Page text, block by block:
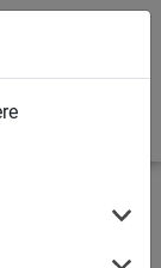
Pyramide